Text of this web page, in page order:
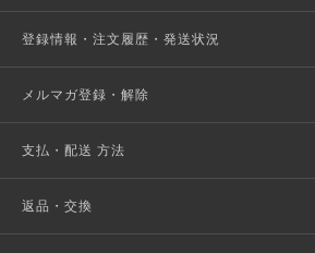
登録情報・注文履歴・発送状況
メルマガ登録・解除
支払・配送 方法
返品・交換